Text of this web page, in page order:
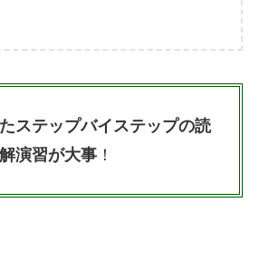
ステップバイステップの読
解演習が大事 ！